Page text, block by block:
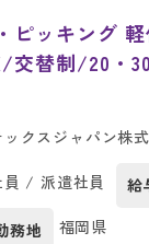
ピッキング
替制/20・
ックスジャパン株
員 / 派遣社員
給
務地 福岡県